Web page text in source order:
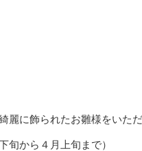
麗に飾られたお雛様をいた
旬から４月上旬まで）